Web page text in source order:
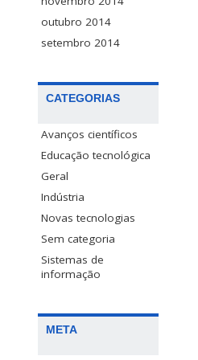
outubro 2014
setembro 2014
CATEGORIAS
Avanços científicos
Educação tecnológica
Geral
Indústria
Novas tecnologias
Sem categoria
Sistemas de
informação
META